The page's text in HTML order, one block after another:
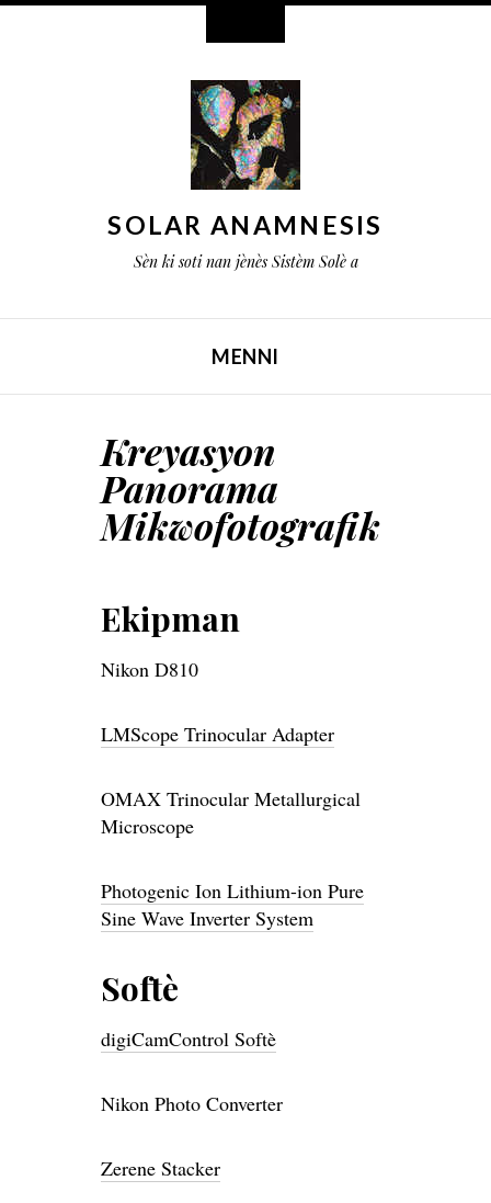
SOLAR ANAMNESIS
Sèn ki soti nan jènès Sistèm Solè a
MENNI
Kreyasyon
Panorama
Mikwofotografik
Ekipman
Nikon D810
LMScope Trinocular Adapter
OMAX Trinocular Metallurgical
Microscope
Photogenic Ion Lithium-ion Pure
Sine Wave Inverter System
Softè
digiCamControl Softè
Nikon Photo Converter
Zerene Stacker